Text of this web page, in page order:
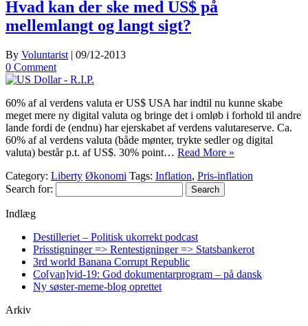
Hvad kan der ske med US$ på
mellemlangt og langt sigt?
By Voluntarist | 09/12-2013
0 Comment
60% af al verdens valuta er US$ USA har indtil nu kunne skabe
meget mere ny digital valuta og bringe det i omløb i forhold til andre
lande fordi de (endnu) har ejerskabet af verdens valutareserve. Ca.
60% af al verdens valuta (både mønter, trykte sedler og digital
valuta) består p.t. af US$. 30% point… Read More »
Category: Liberty Økonomi Tags: Inflation, Pris-inflation
Search for:
Indlæg
Destilleriet – Politisk ukorrekt podcast
Prisstigninger => Rentestigninger => Statsbankerot
3rd world Banana Corrupt Republic
Co[van]vid-19: God dokumentarprogram – på dansk
Ny søster-meme-blog oprettet
Arkiv